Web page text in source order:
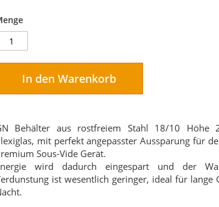
In den Warenkorb
Behälter aus rostfreiem Stahl 18/10 Höhe
mit perfekt angepasster Aussparung für
Sous-Vide Gerät.
wird dadurch eingespart und der
ist wesentlich geringer, ideal für lange